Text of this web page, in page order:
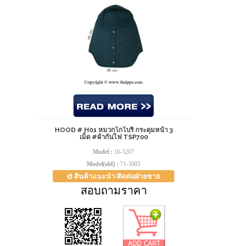
HOOD # H01 หมวกโกโบริ กระดุมหน้า 3
เม็ด #ผ้ากันไฟ TSP700
Model : 16-5207
Model(old) : 71-3005
สินค้าแนะนำ/ติดต่อฝ่ายขาย
สอบถามราคา